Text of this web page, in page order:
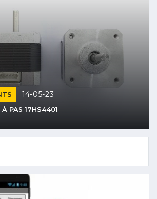
14-05-23
PAS 17HS4401